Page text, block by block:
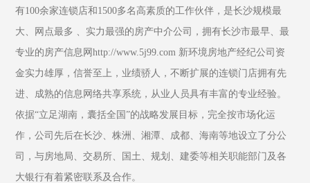
有100余家连锁店和1500多名高素质的工作伙伴，是长沙规模最
大、网点最多 、实力最强的房产中介公司，拥有长沙市最早、最
专业的房产信息网http://www.5j99.com 新环境房地产经纪公司资
金实力雄厚，信誉至上，业绩骄人，不断扩展的连锁门店拥有先
进、成熟的信息网络共享系统，从业人员具有丰富的专业经验。
依据“立足湖南，囊括全国”的战略发展目标，完全按市场化运
作，公司先后在长沙、株洲、湘潭、成都、海南等地设立了分公
司，与房地局、交易所、国土、规划、建委等相关职能部门及各
大银行有着紧密联系及合作。